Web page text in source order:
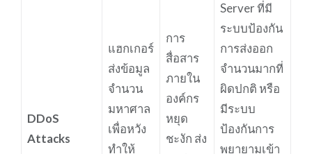
DDoS
Attacks
แฮกเกอร์
ส่งข้อมูล
จำนวน
มหาศาล
เพื่อหวัง
ทำให้
การ
สื่อสาร
ภายใน
องค์กร
หยุด
ชะงัก ส่ง
Server ที่มี
ระบบป้องกัน
การส่งออก
จำนวนมากที่
ผิดปกติ หรือ
มีระบบ
ป้องกันการ
พยายามเข้า